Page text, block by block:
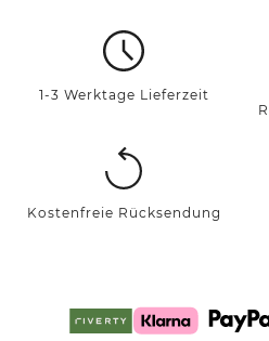
1-3 Werktage Lieferzeit
Kostenfreie Rücksendung